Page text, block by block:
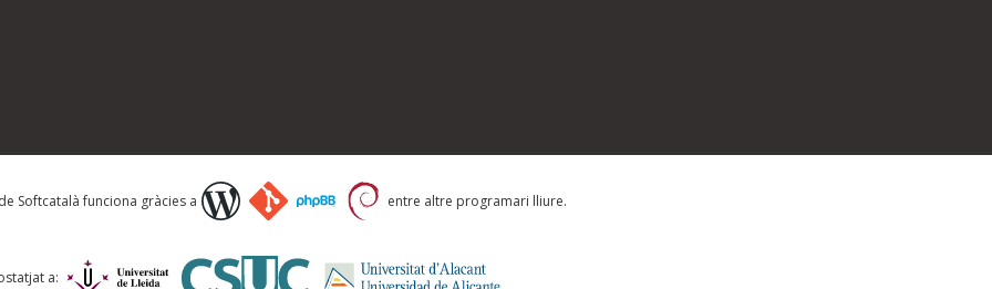
Softcatalà funciona gràcies a entre altre programari lliure.
a: